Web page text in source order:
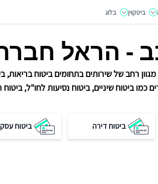
ביטקוין
בלוג
- הראל
רחב של שירותים בתחומים ביטוח בריאות,
כמו ביטוח שיניים, ביטוח נסיעות לחו"ל,
ביטוח דירה ביטוח עסק